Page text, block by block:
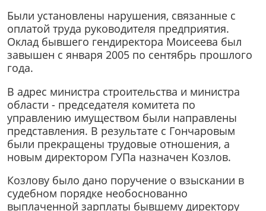
Были установлены нарушения, связанные с
оплатой труда руководителя предприятия.
Оклад бывшего гендиректора Моисеева был
завышен с января 2005 по сентябрь прошлого
года.
В адрес министра строительства и министра
области - председателя комитета по
управлению имуществом были направлены
представления. В результате с Гончаровым
были прекращены трудовые отношения, а
новым директором ГУПа назначен Козлов.
Козлову было дано поручение о взыскании в
судебном порядке необоснованно
выплаченной зарплаты бывшему директору